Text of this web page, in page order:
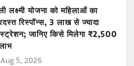
लक्ष्मी योजना को महिलाओं का
रिस्पॉन्स, 3 लाख से ज्यादा
जानिए किसे मिलेगा ₹2,500
Aug 5, 2026